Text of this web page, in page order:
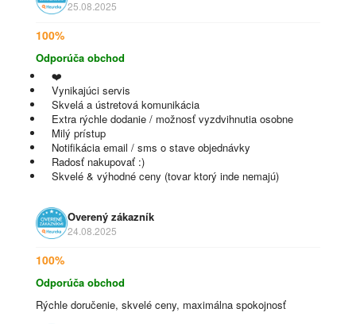
25.08.2025
100%
Odporúča obchod
❤️
Vynikajúci servis
Skvelá a ústretová komunikácia
Extra rýchle dodanie / možnosť vyzdvihnutia osobne
Milý prístup
Notifikácia email / sms o stave objednávky
Radosť nakupovať :)
Skvelé & výhodné ceny (tovar ktorý inde nemajú)
Overený zákazník
24.08.2025
100%
Odporúča obchod
Rýchle doručenie, skvelé ceny, maximálna spokojnosť